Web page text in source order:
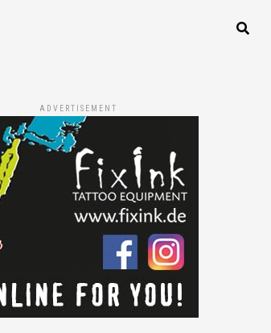
ADVERTISEMENT